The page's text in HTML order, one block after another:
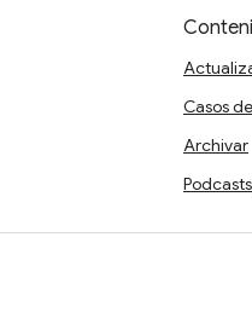
Casos
Archivar